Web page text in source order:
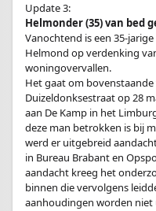
Update 3:
Helmonder (35) van bed
Vanochtend is een 35-
Helmond op verdenking
woningovervallen.
Het gaat om
Duizeldonksestraat op 28
aan De Kamp in het
deze man betrokken is bij
werd er uitgebreid
in Bureau Brabant en
aandacht kreeg het
binnen die vervolgens
aanhoudingen worden